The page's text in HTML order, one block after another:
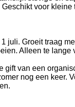
voor kleine
1 juli. Groeit traag
Alleen te lange
gift van een
nog een keer.